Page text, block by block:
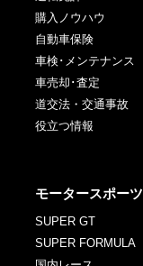
購入ノウハウ
自動車保険
車検･メンテナンス
車売却･査定
道交法・交通事故
役立つ情報
モータースポーツ
SUPER GT
SUPER FORMULA